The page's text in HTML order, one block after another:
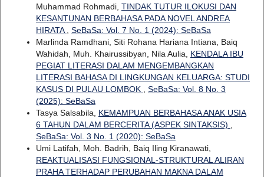
Muhammad Rohmadi, TINDAK TUTUR ILOKUSI DAN
KESANTUNAN BERBAHASA PADA NOVEL ANDREA
HIRATA
SeBaSa: Vol. 7 No. 1 (2024): SeBaSa
Marlinda Ramdhani, Siti Rohana Hariana Intiana, Baiq
Wahidah, Muh. Khairussibyan, Nila Aulia, KENDALA IBU
PEGIAT LITERASI DALAM MENGEMBANGKAN
LITERASI BAHASA DI LINGKUNGAN KELUARGA: STUDI
KASUS DI PULAU LOMBOK
SeBaSa: Vol. 8 No. 3
(2025): SeBaSa
Tasya Salsabila, KEMAMPUAN BERBAHASA ANAK USIA
6 TAHUN DALAM BERCERITA (ASPEK SINTAKSIS)
SeBaSa: Vol. 3 No. 1 (2020): SeBaSa
Umi Latifah, Moh. Badrih, Baiq Iling Kiranawati,
REAKTUALISASI FUNGSIONAL-STRUKTURAL ALIRAN
PRAHA TERHADAP PERUBAHAN MAKNA DALAM